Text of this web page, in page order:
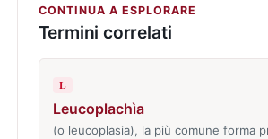
CONTINUA A ESPLORARE
Termini correlati
L
Leucoplachìa
(o leucoplasia), la più comune forma